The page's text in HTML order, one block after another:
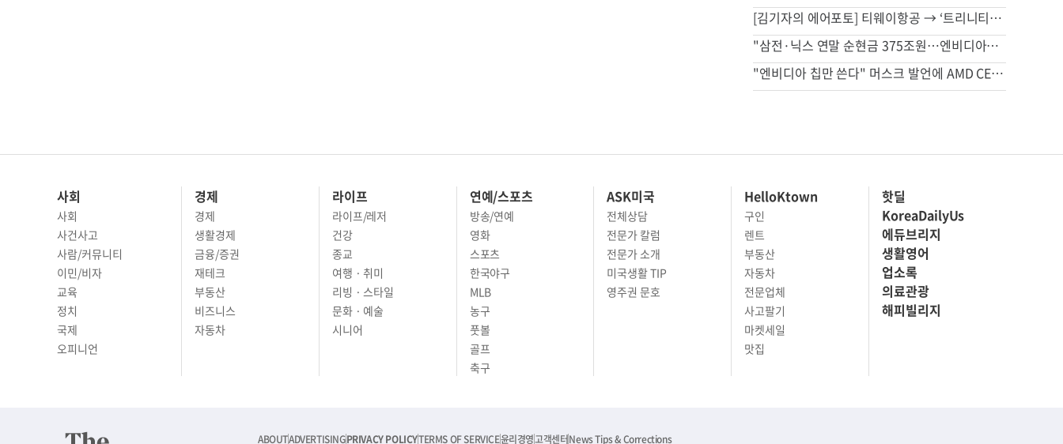
[김기자의 에어포토] 티웨이항공 → ‘트리니티항공’ …장거리 서비스 강화
"삼전·닉스 연말 순현금 375조원…엔비디아의 2배"
"엔비디아 칩만 쓴다" 머스크 발언에 AMD CEO 의연한 반응
사회
사회
사건사고
사람/커뮤니티
이민/비자
교육
정치
국제
오피니언
경제
경제
생활경제
금융/증권
재테크
부동산
비즈니스
자동차
라이프
라이프/레저
건강
종교
여행 · 취미
리빙 · 스타일
문화 · 예술
시니어
연예/스포츠
방송/연예
영화
스포츠
한국야구
MLB
농구
풋볼
골프
축구
ASK미국
전체상담
전문가 칼럼
전문가 소개
미국생활 TIP
영주권 문호
HelloKtown
구인
렌트
부동산
자동차
전문업체
사고팔기
마켓세일
맛집
핫딜
KoreaDailyUs
에듀브리지
생활영어
업소록
의료관광
해피빌리지
ABOUTADVERTISINGPRIVACY POLICYTERMS OF SERVICE윤리경영고객센터News Tips & Corrections